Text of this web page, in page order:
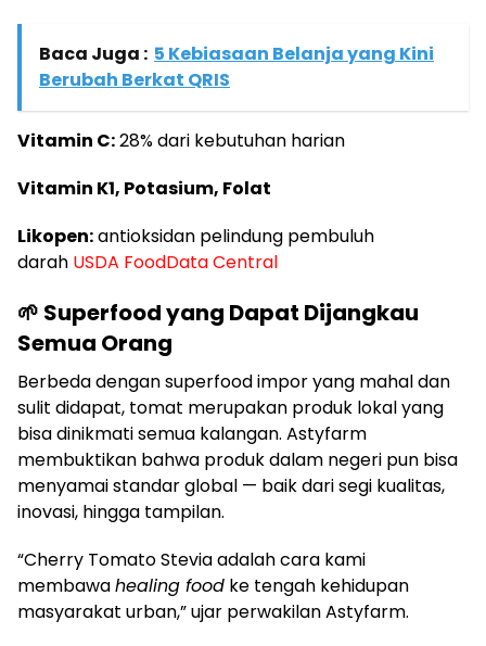
Baca Juga : 5 Kebiasaan Belanja yang Kini
Berubah Berkat QRIS
Vitamin C:28% dari kebutuhan harian
Vitamin K1, Potasium, Folat
Likopen:antioksidan pelindung pembuluh
darah USDA FoodData Central
🌱 Superfood yang Dapat Dijangkau
Semua Orang
Berbeda dengan superfood impor yang mahal dan
sulit didapat, tomat merupakan produk lokal yang
bisa dinikmati semua kalangan. Astyfarm
membuktikan bahwa produk dalam negeri pun bisa
menyamai standar global — baik dari segi kualitas,
inovasi, hingga tampilan.
“Cherry Tomato Stevia adalah cara kami
membawahealing food ke tengah kehidupan
masyarakat urban,” ujar perwakilan Astyfarm.